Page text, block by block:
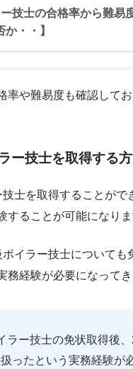
技士の合格率から難易
か・・】
率や難易度も確認してお
ー技士を取得する
士を取得することがで
することが可能になりま
ボイラー技士についても
務経験が必要になってき
ラー技士の免状取得後
ったという実務経験が